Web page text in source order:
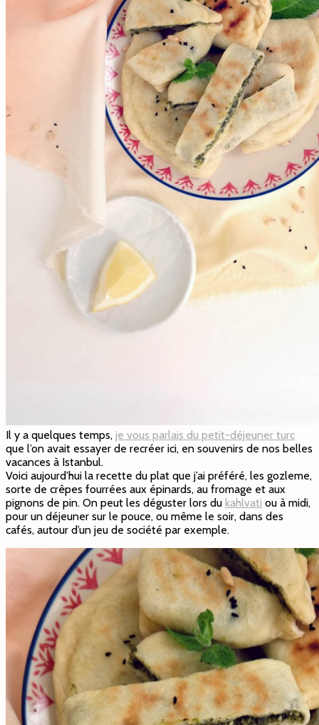
Il y a quelques temps, je vous parlais du petit-déjeuner turc
que l’on avait essayer de recréer ici, en souvenirs de nos belles
vacances à Istanbul.
Voici aujourd’hui la recette du plat que j’ai préféré, les gozleme,
sorte de crêpes fourrées aux épinards, au fromage et aux
pignons de pin. On peut les déguster lors du kahlvati ou à midi,
pour un déjeuner sur le pouce, ou même le soir, dans des
cafés, autour d’un jeu de société par exemple.